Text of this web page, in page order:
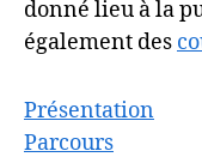
donné lieu à la
également des
Présentation
Parcours